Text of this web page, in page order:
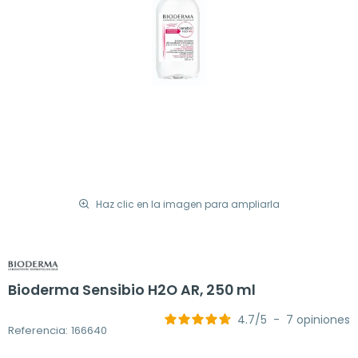
Haz clic en la imagen para ampliarla
Bioderma Sensibio H2O AR, 250 ml
Referencia: 166640
4.7/5 - 7 opiniones